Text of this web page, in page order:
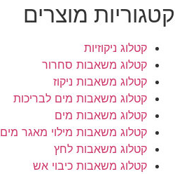
קטגוריות מוצרים
קטלוג ניקוזיות
קטלוג משאבות סחרור
קטלוג משאבות ניקוז
קטלוג משאבות מים לבריכות
קטלוג משאבות מים
קטלוג משאבות מילוי מאגר מים
קטלוג משאבות לחץ
קטלוג משאבות כיבוי אש